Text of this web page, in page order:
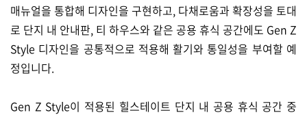
매뉴얼을 통합해 디자인을 구현하고, 다채로움과 확장성을 토대
로 단지 내 안내판, 티 하우스와 같은 공용 휴식 공간에도 Gen Z
Style 디자인을 공통적으로 적용해 활기와 통일성을 부여할 예
정입니다.
Gen Z Style이 적용된 힐스테이트 단지 내 공용 휴식 공간 중